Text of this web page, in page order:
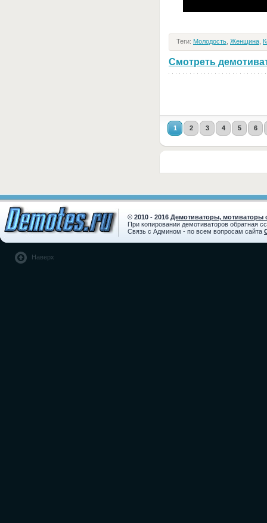
Теги: Молодость Женщина
Смотреть
1 2 3 4 5 6
© 2010 - 2016 Демотиваторы, мотиваторы
При копировании демотиваторов обратная
Связь с Админом - по всем вопросам сайта
Наверх